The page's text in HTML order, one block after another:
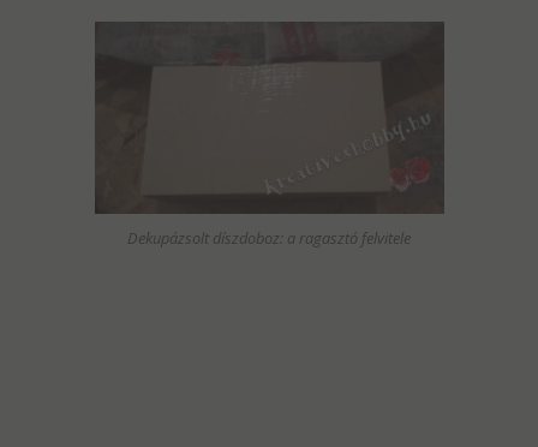
Dekupázsolt díszdoboz: a ragasztó felvitele